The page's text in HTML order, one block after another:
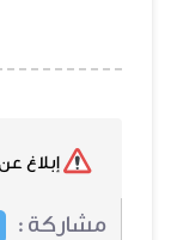
مشاركة :